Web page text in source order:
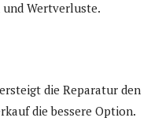
und Wertverluste.
die Reparatur den
die bessere Option.